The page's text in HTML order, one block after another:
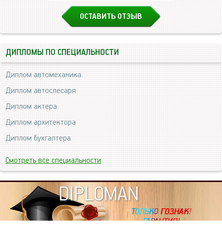
ОСТАВИТЬ ОТЗЫВ
ДИПЛОМЫ ПО СПЕЦИАЛЬНОСТИ
Диплом автомеханика
Диплом автослесаря
Диплом актера
Диплом архитектора
Диплом бухгалтера
Смотреть все специальности
DIPLOMAN